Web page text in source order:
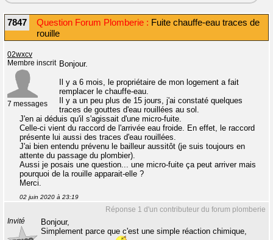
7847 Question Forum Plomberie : Fuite chauffe-eau traces de
rouille
02wxcv
Membre inscrit
7 messages
Bonjour.
Il y a 6 mois, le propriétaire de mon logement a fait
remplacer le chauffe-eau.
Il y a un peu plus de 15 jours, j'ai constaté quelques
traces de gouttes d'eau rouillées au sol.
J'en ai déduis qu'il s'agissait d'une micro-fuite.
Celle-ci vient du raccord de l'arrivée eau froide. En effet, le raccord
présente lui aussi des traces d'eau rouillées.
J'ai bien entendu prévenu le bailleur aussitôt (je suis toujours en
attente du passage du plombier).
Aussi je posais une question... une micro-fuite ça peut arriver mais
pourquoi de la rouille apparait-elle ?
Merci.
02 juin 2020 à 23:19
Réponse 1 d'un contributeur du forum plomberie
Invité
Bonjour,
Simplement parce que c'est une simple réaction chimique,